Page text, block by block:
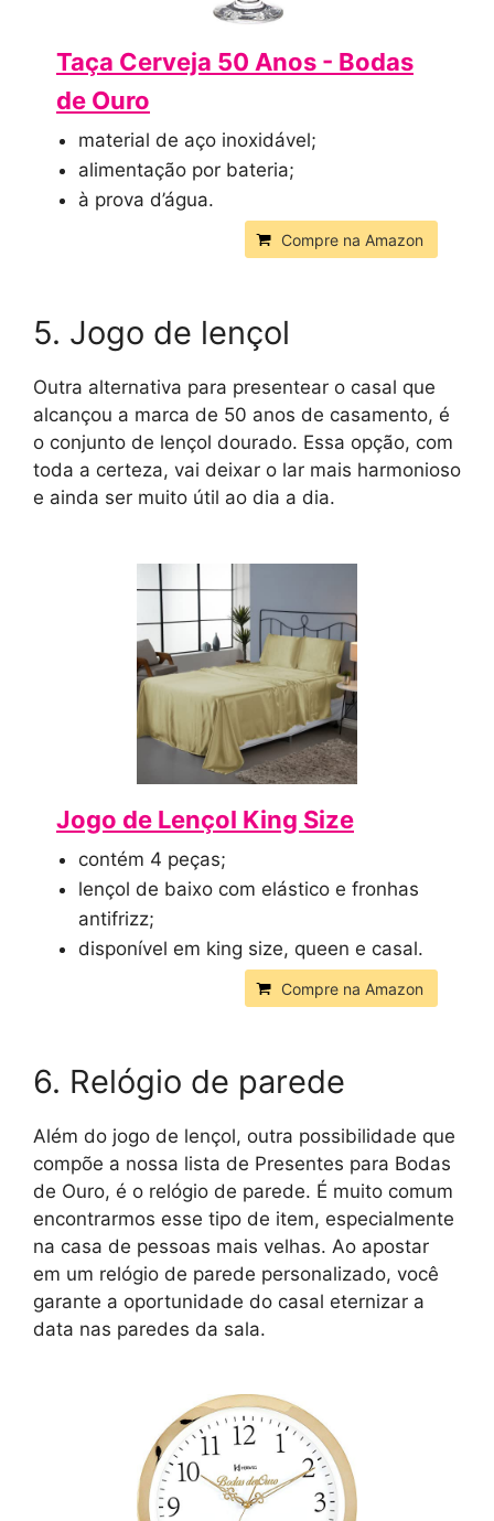
Taça Cerveja 50 Anos - Bodas
de Ouro
material de aço inoxidável;
alimentação por bateria;
à prova d’água.
Compre na Amazon
5. Jogo de lençol
Outra alternativa para presentear o casal que
alcançou a marca de 50 anos de casamento, é
o conjunto de lençol dourado. Essa opção, com
toda a certeza, vai deixar o lar mais harmonioso
e ainda ser muito útil ao dia a dia.
Jogo de Lençol King Size
contém 4 peças;
lençol de baixo com elástico e fronhas
antifrizz;
disponível em king size, queen e casal.
Compre na Amazon
6. Relógio de parede
Além do jogo de lençol, outra possibilidade que
compõe a nossa lista de Presentes para Bodas
de Ouro, é o relógio de parede. É muito comum
encontrarmos esse tipo de item, especialmente
na casa de pessoas mais velhas. Ao apostar
em um relógio de parede personalizado, você
garante a oportunidade do casal eternizar a
data nas paredes da sala.